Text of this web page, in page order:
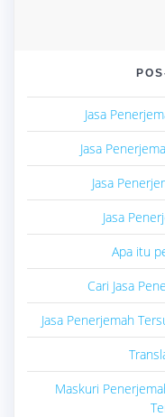
Jasa
Jasa
Jasa
Jasa
Apa itu
Cari Jasa
Jasa Penerjemah
Maskuri